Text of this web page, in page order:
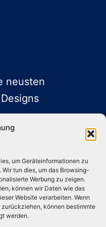
um Geräteinformationen zu
tun dies, um das Browsing-
Werbung zu zeigen.
können wir Daten wie das
Website verarbeiten. Wenn
können bestimmte
werden.
neusten